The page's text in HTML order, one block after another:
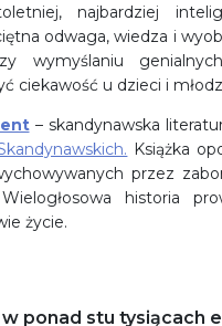
najbardziej
odwaga, wiedza i
wymyślaniu
ciekawość u dzieci i
– skandynawska
Książka
przez
historia
życie.
ponad stu tysiącach